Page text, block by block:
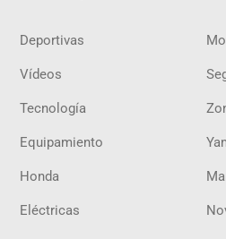
Deportivas
Vídeos
Tecnología
Equipamiento
Honda
Eléctricas